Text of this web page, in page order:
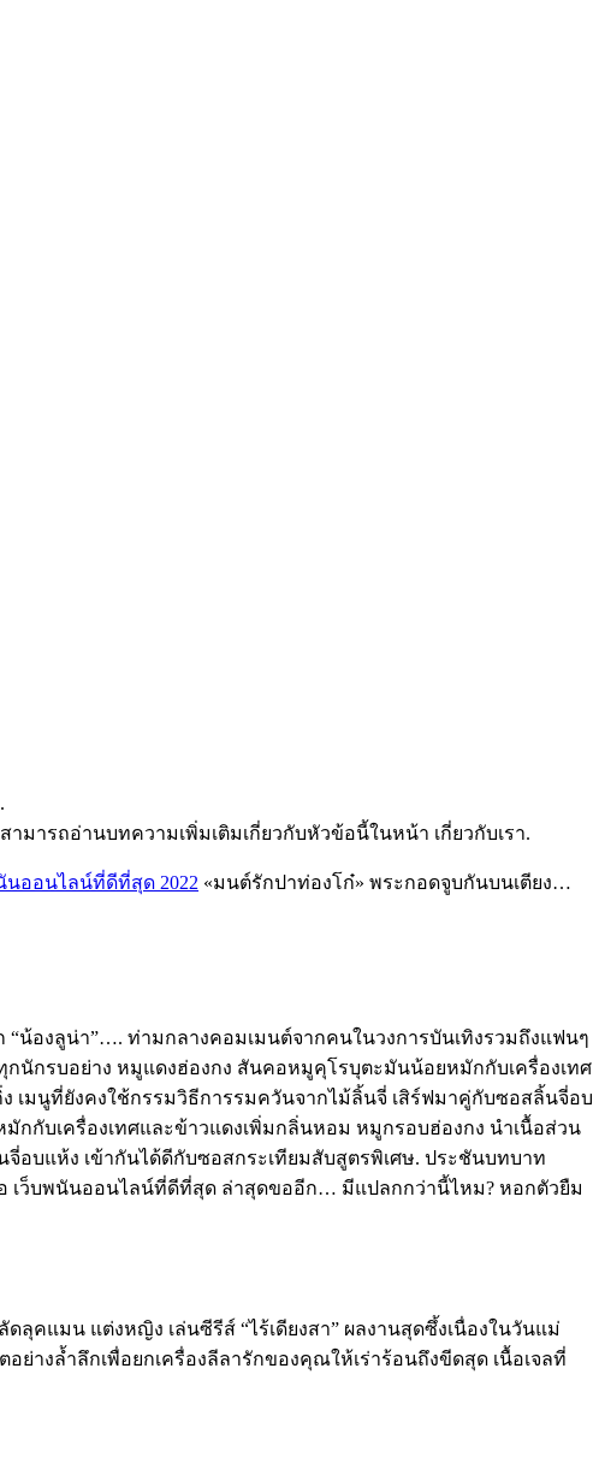
มารถอ่านบทความเพิ่มเติมเกี่ยวกับหัวข้อนี้ในหน้า เกี่ยวกับเรา.
นออนไลน์ที่ดีที่สุด 2022 «มนต์รักปาท่องโก๋» พระกอดจูบกันบนเตียง…
น้องลูน่า”…. ท่ามกลางคอมเมนต์จากคนในวงการบันเทิงรวมถึงแฟนๆ
นักรบอย่าง หมูแดงฮ่องกง สันคอหมูคุโรบุตะมันน้อยหมักกับเครื่องเทศ
เมนูที่ยังคงใช้กรรมวิธีการรมควันจากไม้ลิ้นจี่ เสิร์ฟมาคู่กับซอสลิ้นจี่อบ
กับเครื่องเทศและข้าวแดงเพิ่มกลิ่นหอม หมูกรอบฮ่องกง นำเนื้อส่วน
อบแห้ง เข้ากันได้ดีกับซอสกระเทียมสับสูตรพิเศษ. ประชันบทบาท
อ เว็บพนันออนไลน์ที่ดีที่สุด ล่าสุดขออีก… มีแปลกกว่านี้ไหม? หอกตัวยืม
แมน แต่งหญิง เล่นซีรีส์ “ไร้เดียงสา” ผลงานสุดซึ้งเนื่องในวันแม่
ย่างล้ำลึกเพื่อยกเครื่องลีลารักของคุณให้เร่าร้อนถึงขีดสุด เนื้อเจลที่